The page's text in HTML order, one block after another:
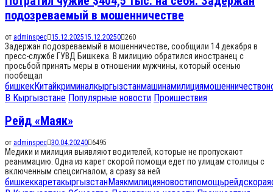
подозреваемый в мошенничестве
от adminspec 15.12.202515.12.20250 260
Задержан подозреваемый в мошенничестве, сообщили 14 декабря в
пресс-службе ГУВД Бишкека. В милицию обратился иностранец с
просьбой принять меры в отношении мужчины, который осенью
пообещал
бишкекКитайкриминалкыргызстанмашинамилициямошенничество
В Кыргызстане Популярные новости Проишествия
Рейд «Маяк»
от adminspec 30.04.20240 6495
Медики и милиция выявляют водителей, которые не пропускают
реанимацию. Одна из карет скорой помощи едет по улицам столицы с
включенным спецсигналом, а сразу за ней
бишкеккаретакыргызстанМаякмилицияновостипомощьрейдскорая